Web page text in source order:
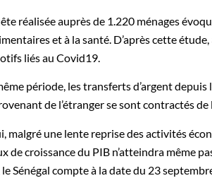
réalisée auprès de 1.220 ménages
et à la santé. D’après cette
liés au Covid19.
période, les transferts d’argent
de l’étranger se sont contractés de
malgré une lente reprise des activités
de croissance du PIB n’atteindra même
Sénégal compte à la date du 23